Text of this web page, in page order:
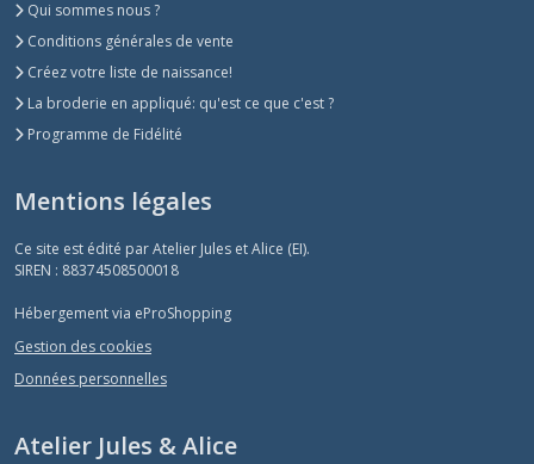
Qui sommes nous ?
Conditions générales de vente
Créez votre liste de naissance!
La broderie en appliqué: qu'est ce que c'est ?
Programme de Fidélité
Mentions légales
Ce site est édité par Atelier Jules et Alice (EI).
SIREN : 88374508500018
Hébergement via eProShopping
Gestion des cookies
Données personnelles
Atelier Jules & Alice